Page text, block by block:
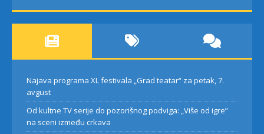
Najava programa XL festivala „Grad teatar“ za petak, 7.
avgust
Od kultne TV serije do pozorišnog podviga: „Više od igre”
na sceni između crkava